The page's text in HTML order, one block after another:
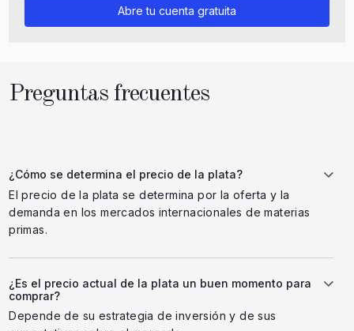
Abre tu cuenta gratuita
Preguntas frecuentes
¿Cómo se determina el precio de la plata?
El precio de la plata se determina por la oferta y la
demanda en los mercados internacionales de materias
primas.
¿Es el precio actual de la plata un buen momento para
comprar?
Depende de su estrategia de inversión y de sus